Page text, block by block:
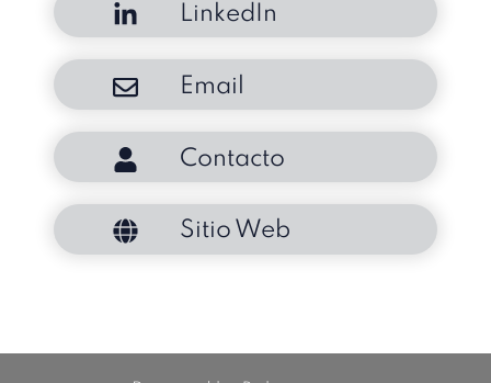
LinkedIn
Email
Contacto
Sitio Web